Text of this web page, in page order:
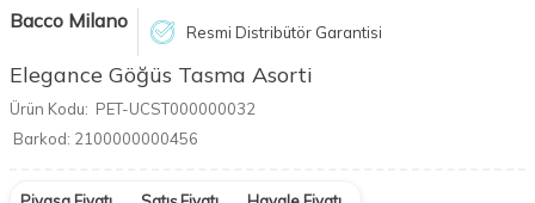
Bacco Milano Resmi Distribütör Garantisi
Elegance Göğüs Tasma Asorti
Ürün Kodu: PET-UCST000000032
Barkod: 2100000000456